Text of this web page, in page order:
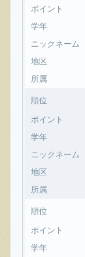
ポイント
学年
ニックネーム
地区
所属
順位
ポイント
学年
ニックネーム
地区
所属
順位
ポイント
学年